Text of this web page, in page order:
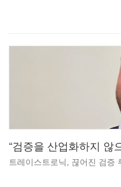
“검증을 산업화하지 않
트레이스트로닉, 끊어진 검증